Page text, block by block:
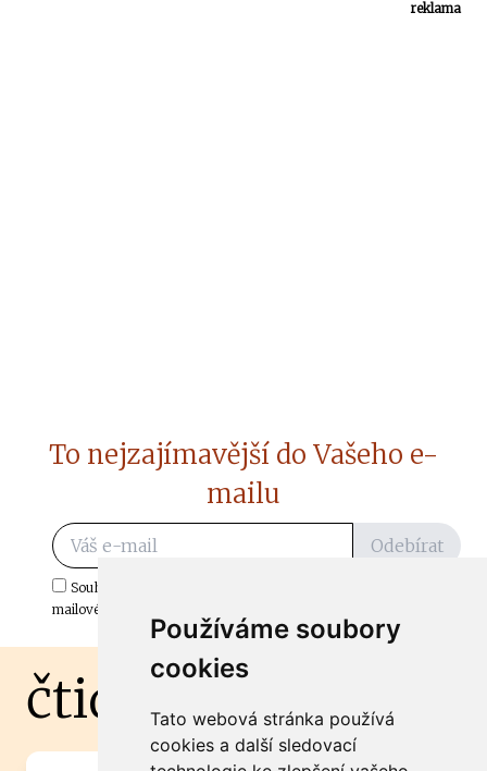
Používáme soubory
cookies
Tato webová stránka používá
cookies a další sledovací
reklama
To nejzajímavější do Vašeho e-
mailu
Odebírat
Souhlasím s odběrem důležitých zpráv ze ČtiDoma.cz do mé e-
mailové schránky.
čtidoma.cz